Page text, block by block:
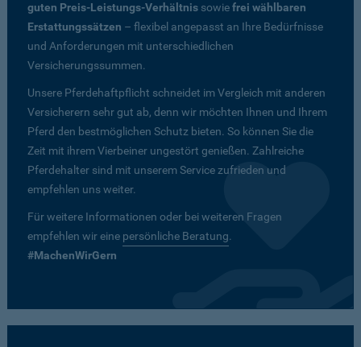
guten Preis-Leistungs-Verhältnis sowiefrei wählbaren
Erstattungssätzen – flexibel angepasst an Ihre Bedürfnisse
und Anforderungen mit unterschiedlichen
Versicherungssummen.
Unsere Pferdehaftpflicht schneidet im Vergleich mit anderen
Versicherern sehr gut ab, denn wir möchten Ihnen und Ihrem
Pferd den bestmöglichen Schutz bieten. So können Sie die
Zeit mit ihrem Vierbeiner ungestört genießen. Zahlreiche
Pferdehalter sind mit unserem Service zufrieden und
empfehlen uns weiter.
Für weitere Informationen oder bei weiteren Fragen
empfehlen wir eine persönliche Beratung.
#MachenWirGern